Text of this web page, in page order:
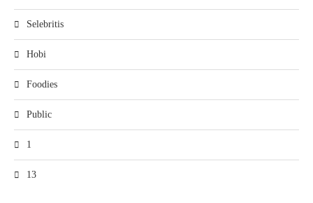
Selebritis
Hobi
Foodies
Public
1
13